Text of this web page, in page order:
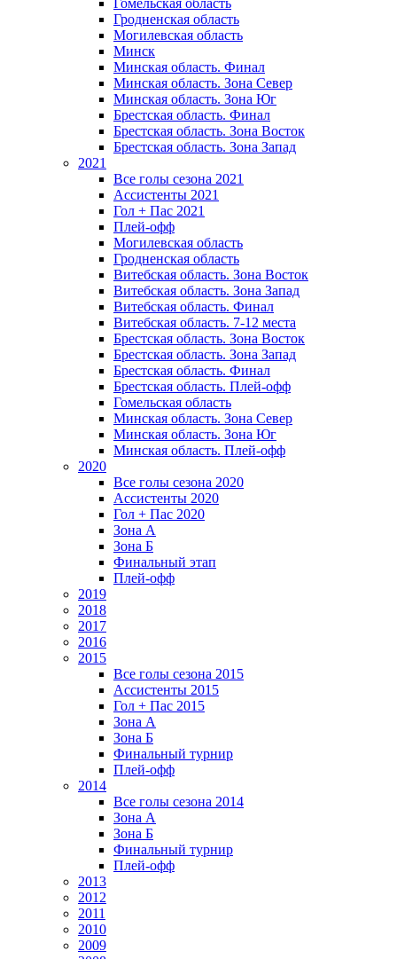
Гомельская область
Гродненская область
Могилевская область
Минск
Mинская область. Финал
Минская область. Зона Север
Минская область. Зона Юг
Брестская область. Финал
Брестская область. Зона Восток
Брестская область. Зона Запад
2021
Все голы сезона 2021
Ассистенты 2021
Гол + Пас 2021
Плей-офф
Могилевская область
Гродненская область
Витебская область. Зона Восток
Витебская область. Зона Запад
Витебская область. Финал
Витебская область. 7-12 места
Брестская область. Зона Восток
Брестская область. Зона Запад
Брестская область. Финал
Брестская область. Плей-офф
Гомельская область
Минская область. Зона Север
Минская область. Зона Юг
Минская область. Плей-офф
2020
Все голы сезона 2020
Ассистенты 2020
Гол + Пас 2020
Зона А
Зона Б
Финальный этап
Плей-офф
2019
2018
2017
2016
2015
Все голы сезона 2015
Ассистенты 2015
Гол + Пас 2015
Зона А
Зона Б
Финальный турнир
Плей-офф
2014
Все голы сезона 2014
Зона А
Зона Б
Финальный турнир
Плей-офф
2013
2012
2011
2010
2009